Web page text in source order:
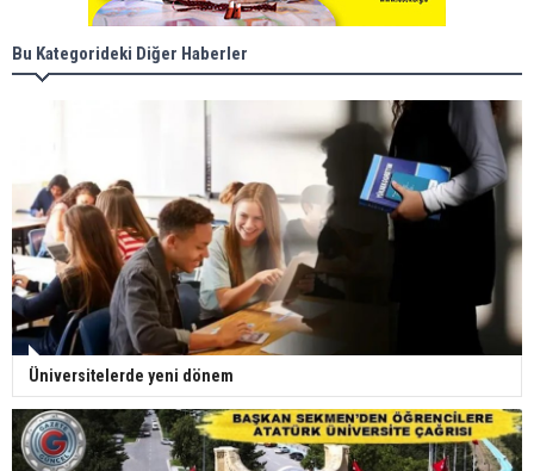
Bu Kategorideki Diğer Haberler
Üniversitelerde yeni dönem